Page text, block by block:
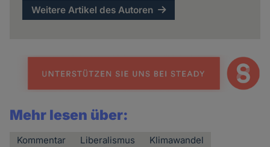
Weitere Artikel des Autoren
Mehr lesen über:
Kommentar Liberalismus Klimawandel